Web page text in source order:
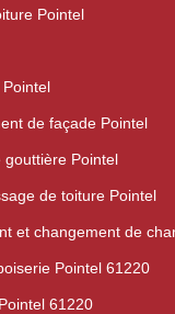
Pointel
de façade Pointel
gouttière Pointel
de toiture Pointel
et changement de
Pointel 61220
61220